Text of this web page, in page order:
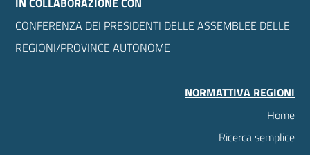
CONFERENZA DEI PRESIDENTI DELLE ASSEMBLEE DELLE
REGIONI/PROVINCE AUTONOME
NORMATTIVA REGIONI
Home
Ricerca semplice